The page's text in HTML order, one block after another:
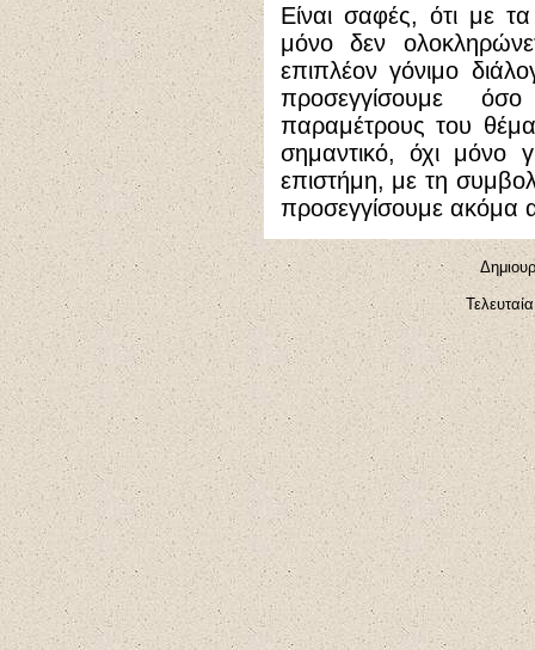
Είναι σαφές, ότι με
μόνο δεν
επιπλέον γόνιμο
προσεγγίσουμε
παραμέτρους του
σημαντικό, όχι μόνο
επιστήμη, με τη
προσεγγίσουμε ακόμα